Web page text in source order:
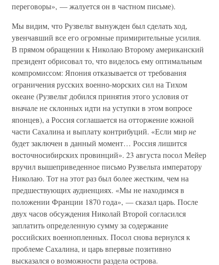
переговоры», — жалуется он в частном письме).
Мы видим, что Рузвельт вынужден был сделать ход,
увенчавший все его огромные примирительные усилия.
В прямом обращении к Николаю Второму американский
президент обрисовал то, что виделось ему оптимальным
компромиссом: Япония отказывается от требования
ограничения русских военно-морских сил на Тихом
океане (Рузвельт добился принятия этого условия от
вначале не склонных идти на уступки в этом вопросе
японцев), а Россия соглашается на отторжение южной
части Сахалина и выплату контрибуций. «Если мирне
будет заключен в данный момент… Россия лишится
восточносибирских провинций». 23 августа посол Мейер
вручил вышеприведенное письмо Рузвельта императору
Николаю. Тот на этот раз был более жестким, чем на
предшествующих аудиенциях. «Мы не находимся в
положении Франции 1870 года», — сказал царь. После
двух часов обсуждения Николай Второй согласился
заплатить определенную сумму за содержание
российских военнопленных. Посол снова вернулся к
проблеме Сахалина, и царь впервые позитивно
высказался о возможности раздела острова.